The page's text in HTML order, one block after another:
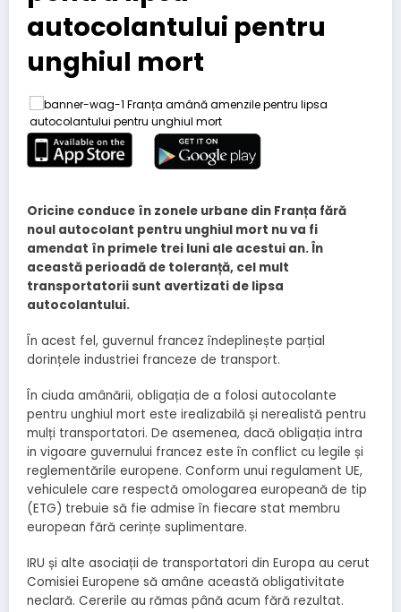
autocolantului pentru
unghiul mort
Oricine conduce în zonele urbane din Franța fără
noul autocolant pentru unghiul mort nu va fi
amendat în primele trei luni ale acestui an. În
această perioadă de toleranță, cel mult
transportatorii sunt avertizati de lipsa
autocolantului.
În acest fel, guvernul francez îndeplinește parțial
dorințele industriei franceze de transport.
În ciuda amânării, obligația de a folosi autocolante
pentru unghiul mort este irealizabilă și nerealistă pentru
mulți transportatori. De asemenea, dacă obligația intra
in vigoare guvernului francez este în conflict cu legile și
reglementările europene. Conform unui regulament UE,
vehiculele care respectă omologarea europeană de tip
(ETG) trebuie să fie admise în fiecare stat membru
european fără cerințe suplimentare.
IRU și alte asociații de transportatori din Europa au cerut
Comisiei Europene să amâne această obligativitate
neclară. Cererile au rămas până acum fără rezultat.